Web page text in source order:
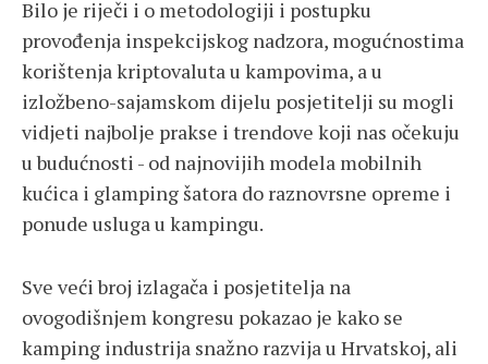
Bilo je riječi i o metodologiji i postupku
provođenja inspekcijskog nadzora, mogućnostima
korištenja kriptovaluta u kampovima, a u
izložbeno-sajamskom dijelu posjetitelji su mogli
vidjeti najbolje prakse i trendove koji nas očekuju
u budućnosti - od najnovijih modela mobilnih
kućica i glamping šatora do raznovrsne opreme i
ponude usluga u kampingu.
Sve veći broj izlagača i posjetitelja na
ovogodišnjem kongresu pokazao je kako se
kamping industrija snažno razvija u Hrvatskoj, ali